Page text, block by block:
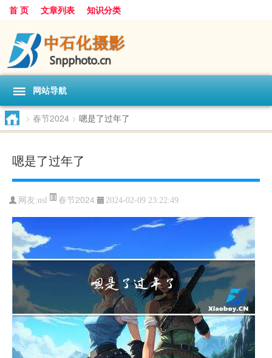
首 页 文章列表 知识分类
网站导航
> 春节2024 > 嗯是了过年了
嗯是了过年了
网友:nsl 春节2024 2024-02-09 23:22:49